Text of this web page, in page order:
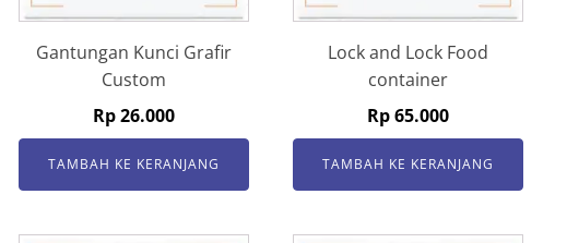
Gantungan Kunci Grafir
Custom
Rp26.000
TAMBAH KE KERANJANG
Lock and Lock Food
container
Rp65.000
TAMBAH KE KERANJANG